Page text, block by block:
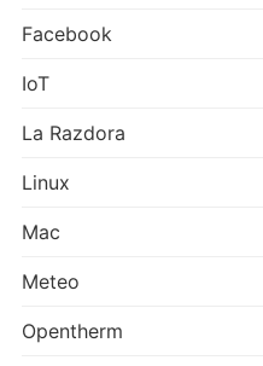
Facebook
IoT
La Razdora
Linux
Mac
Meteo
Opentherm